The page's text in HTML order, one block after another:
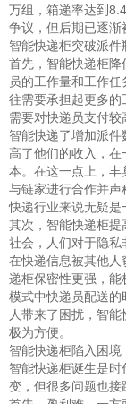
万组，箱递率达到
争议，但后期已逐渐
智能快递柜突破派件
首先，智能快递柜
员的工作量和工作
往需要承担起更多的
需要对快递员支付较
智能快递了增加派
高了他们的收入，在
本。在这一点上，
与链家进行合作并
快递行业来说无疑是
其次，智能快递柜
社会，人们对于隐
在快递信息被其他
递柜保密性更强，
模式中快递员配送
人带来了困扰，智
极为方便。
智能快递柜陷入困境
智能快递柜诞生是
变，但很多问题也接